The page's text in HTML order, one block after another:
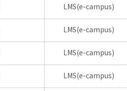
LMS(e-campus)
LMS(e-campus)
LMS(e-campus)
LMS(e-campus)